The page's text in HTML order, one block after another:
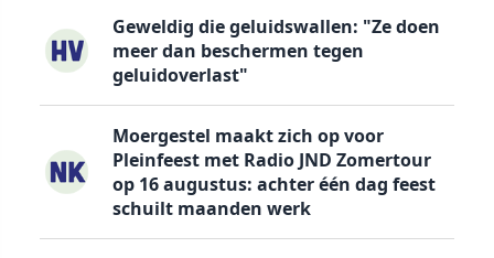
Geweldig die geluidswallen: "Ze doen
meer dan beschermen tegen
geluidoverlast"
Moergestel maakt zich op voor
Pleinfeest met Radio JND Zomertour
op 16 augustus: achter één dag feest
schuilt maanden werk